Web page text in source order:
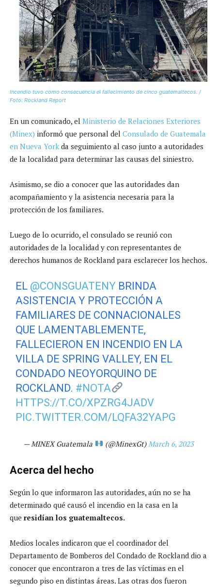
Incendio tuvo como consecuencia el fallecimiento de cinco guatemaltecos. /
Foto: Rockland Report
En un comunicado, el Ministerio de Relaciones Exteriores
(Minex) informó que personal del Consulado de Guatemala
en Nueva York da seguimiento al caso junto a autoridades
de la localidad para determinar las causas del siniestro.
Asimismo, se dio a conocer que las autoridades dan
acompañamiento y la asistencia necesaria para la
protección de los familiares.
Luego de lo ocurrido, el consulado se reunió con
autoridades de la localidad y con representantes de
derechos humanos de Rockland para esclarecer los hechos.
EL @CONSGUATENY BRINDA
ASISTENCIA Y PROTECCIÓN A
FAMILIARES DE CONNACIONALES
QUE LAMENTABLEMENTE,
FALLECIERON EN INCENDIO EN LA
VILLA DE SPRING VALLEY, EN EL
CONDADO NEOYORQUINO DE
ROCKLAND. #NOTA
HTTPS://T.CO/XPZRG4JADV
PIC.TWITTER.COM/LQFA32YAPG
— MINEX Guatemala (@MinexGt) March 6, 2023
Acerca del hecho
Según lo que informaron las autoridades, aún no se ha
determinado qué causó el incendio en la casa en la
que residían los guatemaltecos.
Medios locales indicaron que el coordinador del
Departamento de Bomberos del Condado de Rockland dio a
conocer que encontraron a tres de las víctimas en el
segundo piso en distintas áreas. Las otras dos fueron